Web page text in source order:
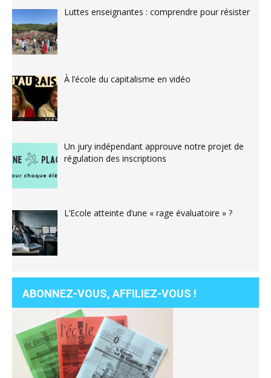
Luttes enseignantes : comprendre pour résister
À l’école du capitalisme en vidéo
Un jury indépendant approuve notre projet de
régulation des inscriptions
L’Ecole atteinte d’une « rage évaluatoire » ?
ABONNEZ-VOUS, AFFILIEZ-VOUS !